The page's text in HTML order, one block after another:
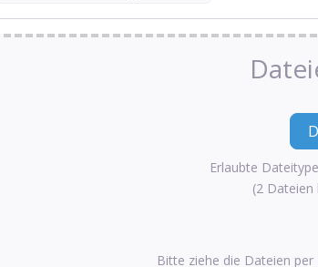
Erlaubte
(2 Dateien
Bitte ziehe die Dateien